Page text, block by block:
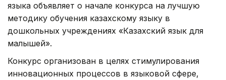
языка объявляет о начале конкурса на лучшую
методику обучения казахскому языку в
дошкольных учреждениях «Казахский язык для
малышей».
Конкурс организован в целях стимулирования
инновационных процессов в языковой сфере,